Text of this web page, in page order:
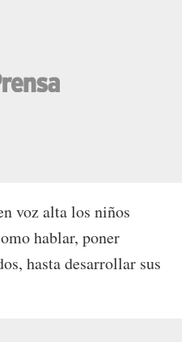
voz alta los niños
hablar, poner
hasta desarrollar sus